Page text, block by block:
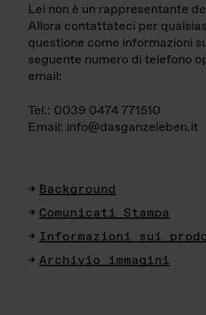
Lei non è un rappresentante
Allora contattateci per
questione come informazioni
seguente numero di telefono
email:
Tel.: 0039 0474 771510
Email: info@dasganzeleben.it
Background
Comunicati Stampa
Informazioni sui
Archivio immagini